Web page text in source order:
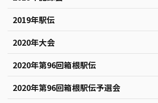
2019年駅伝
2020年大会
2020年第96回箱根駅伝
2020年第96回箱根駅伝予選会